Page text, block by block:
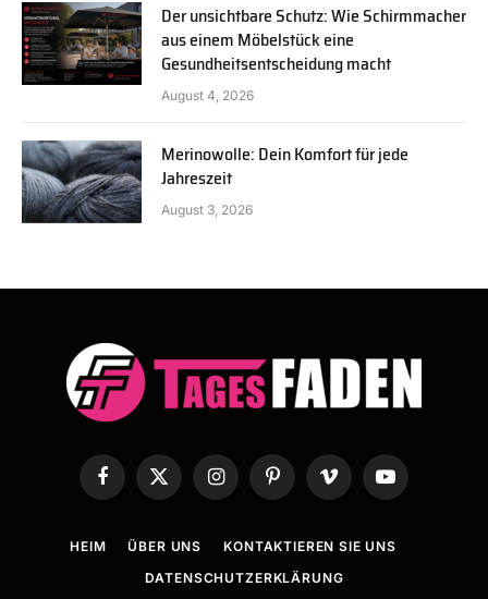
Der unsichtbare Schutz: Wie Schirmmacher
aus einem Möbelstück eine
Gesundheitsentscheidung macht
August 4, 2026
Merinowolle: Dein Komfort für jede
Jahreszeit
August 3, 2026
Facebook
X
(Twitter)
InstagramPinterestVimeo YouTube
HEIM ÜBER UNS
KONTAKTIEREN SIE UNS
DATENSCHUTZERKLÄRUNG